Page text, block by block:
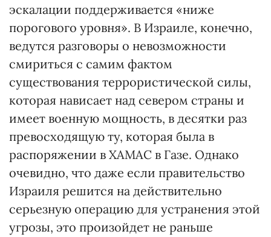
эскалации поддерживается «ниже
порогового уровня». В Израиле, конечно,
ведутся разговоры о невозможности
смириться с самим фактом
существования террористической силы,
которая нависает над севером страны и
имеет военную мощность, в десятки раз
превосходящую ту, которая была в
распоряжении в ХАМАС в Газе. Однако
очевидно, что даже если правительство
Израиля решится на действительно
серьезную операцию для устранения этой
угрозы, это произойдет не раньше